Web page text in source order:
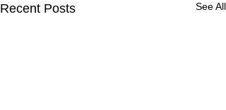
Recent Posts See All